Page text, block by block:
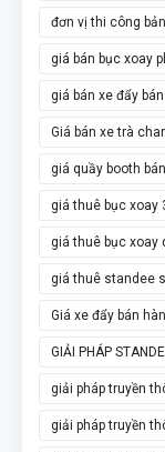
đơn vị thi công
giá bán bục xoay
giá bán xe đẩy
Giá bán xe trà
giá quầy booth
giá thuê bục xoay
giá thuê bục xoay
giá thuê standee
Giá xe đẩy bán
GIẢI PHÁP
giải pháp truyền
giải pháp truyền